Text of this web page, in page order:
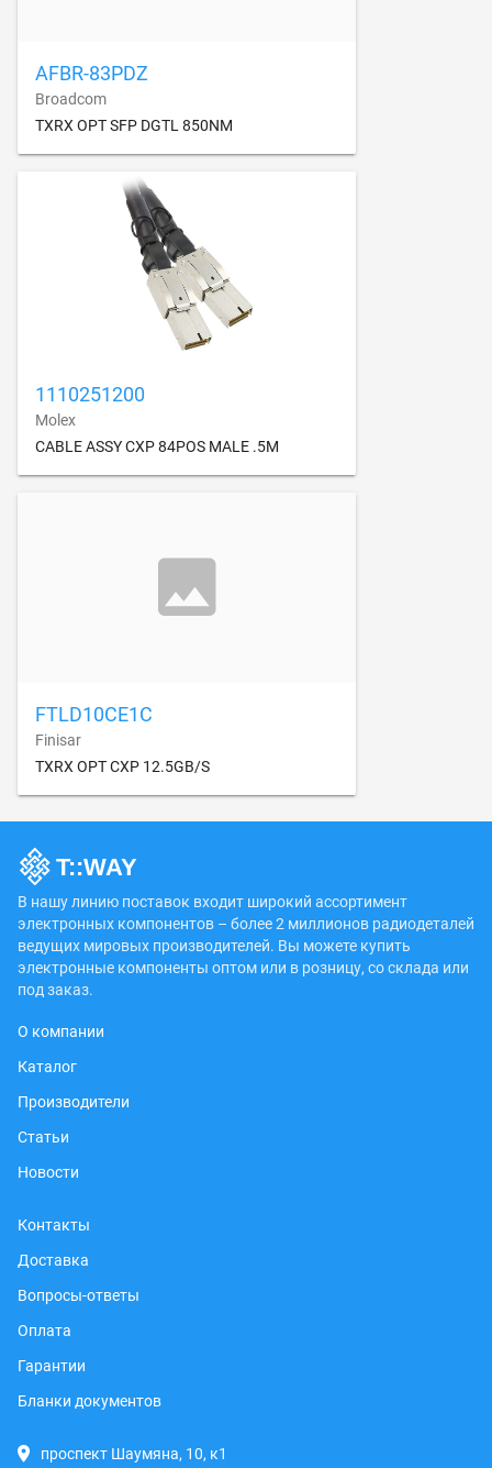
AFBR-83PDZ
Broadcom
TXRX OPT SFP DGTL 850NM
1110251200
Molex
CABLE ASSY CXP 84POS MALE .5M
FTLD10CE1C
Finisar
TXRX OPT CXP 12.5GB/S
В нашу линию поставок входит широкий ассортимент
электронных компонентов – более 2 миллионов радиодеталей
ведущих мировых производителей. Вы можете купить
электронные компоненты оптом или в розницу, со склада или
под заказ.
О компании
Каталог
Производители
Статьи
Новости
Контакты
Доставка
Вопросы-ответы
Оплата
Гарантии
Бланки документов
проспект Шаумяна, 10, к1